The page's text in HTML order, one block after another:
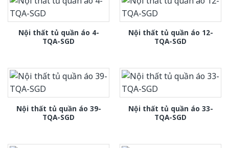
Nội thất tủ quần áo 4-
TQA-SGD
Nội thất tủ quần áo 12-
TQA-SGD
Nội thất tủ quần áo 39-
TQA-SGD
Nội thất tủ quần áo 33-
TQA-SGD